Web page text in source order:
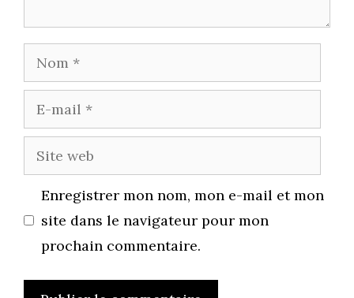
Nom
E-
mail
Site
web
Enregistrer mon nom, mon e-mail et mon
site dans le navigateur pour mon
prochain commentaire.